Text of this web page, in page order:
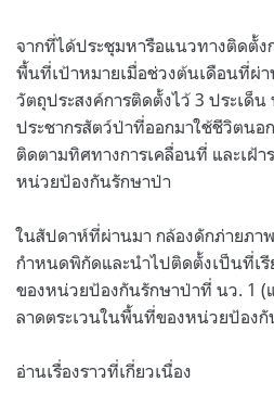
จากที่ได้ประชุมหารือแนวทางติดตั้
พื้นที่เป้าหมายเมื่อช่วงต้นเดือนที่ผ่
วัตถุประสงค์การติดตั้งไว้ 3 ประเด็น
ประชากรสัตว์ป่าที่ออกมาใช้ชีวิตนอ
ติดตามทิศทางการเคลื่อนที่ และเฝ้า
หน่วยป้องกันรักษาป่า
ในสัปดาห์ที่ผ่านมา กล้องดักภ่ายภา
กำหนดพิกัดและนำไปติดตั้งเป็นที่เ
ของหน่วยป้องกันรักษาป่าที่ นว. 1
ลาดตระเวนในพื้นที่ของหน่วยป้อง
อ่านเรื่องราวที่เกี่ยวเนื่อง